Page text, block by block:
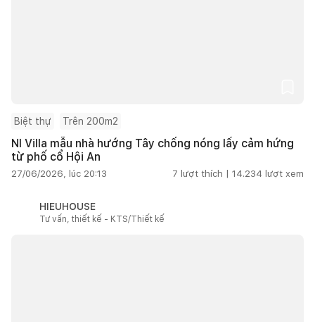
Biệt thự Trên 200m2
NI Villa mẫu nhà hướng Tây chống nóng lấy cảm hứng
từ phố cổ Hội An
27/06/2026, lúc 20:13 7 lượt thích | 14.234 lượt xem
HIEUHOUSE
Tư vấn, thiết kế - KTS/Thiết kế